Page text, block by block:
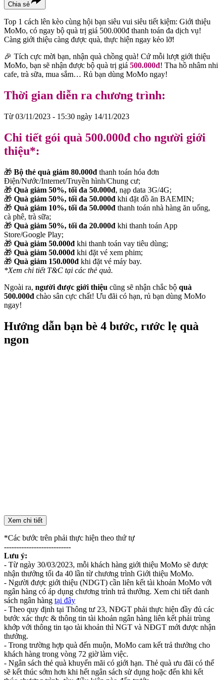
Chia sẻ
Top 1 cách lên kèo cùng hội bạn siêu vui siêu tiết kiệm: Giới thiệu
MoMo, có ngay bộ quà trị giá 500.000đ thanh toán đa dịch vụ!
Càng giới thiệu càng được quà, thực hiện ngay kẻo lỡ!
️🎉 Tích cực mời bạn, nhận quà chồng quà! Cứ mỗi lượt giới thiệu
MoMo, bạn sẽ nhận được bộ quà trị giá 500.000đ! Tha hồ nhâm nhi
cafe, trà sữa, mua sắm… Rủ bạn dùng MoMo ngay!
Thời gian diễn ra chương trình:
Từ 03/11/2023 - 15:30 ngày 14/11/2023
Chi tiết gói quà 500.000đ cho người giới
thiệu*:
🎁 Bộ thẻ quà giảm 80.000đ thanh toán hóa đơn
Điện/Nước/Internet/Truyền hình/Chung cư;
🎁 Quà giảm 50%, tối đa 50.000đ, nạp data 3G/4G;
🎁 Quà giảm 50%, tối đa 50.000đ khi đặt đồ ăn BAEMIN;
🎁 Quà giảm 10%, tối đa 50.000đ thanh toán nhà hàng ăn uống,
cà phê, trà sữa;
🎁 Quà giảm 50%, tối đa 20.000đ khi thanh toán App
Store/Google Play;
🎁 Quà giảm 50.000đ khi thanh toán vay tiêu dùng;
🎁 Quà giảm 50.000đ khi đặt vé xem phim;
🎁 Quà giảm 150.000đ khi đặt vé máy bay.
*Xem chi tiết T&C tại các thẻ quà.
Ngoài ra, người được giới thiệu cũng sẽ nhận chắc bộ quà
500.000đ chào sân cực chất! Ưu đãi có hạn, rủ bạn dùng MoMo
ngay!
Hướng dẫn bạn bè 4 bước, rước lẹ quà
ngon
Xem chi tiết
*Các bước trên phải thực hiện theo thứ tự
---------------------------‌ ‌
Lưu‌ ‌ý‌:‌ ‌
- Từ ngày 30/03/2023, mỗi khách hàng giới thiệu MoMo sẽ được
nhận thưởng tối đa 40 lần từ chương trình Giới thiệu MoMo.
- Người được giới thiệu (NDGT) cần liên kết tài khoản MoMo với
ngân hàng có áp dụng chương trình trả thưởng. Xem chi tiết danh
sách ngân hàng tại đây
- Theo quy định tại Thông tư 23, NĐGT phải thực hiện đầy đủ các
bước xác thực & thông tin tài khoản ngân hàng liên kết phải trùng
khớp với thông tin tạo tài khoản thì NGT và NĐGT mới được nhận
thưởng.‌
-‌ ‌Trong‌ ‌trường‌ ‌hợp‌ ‌quà‌ ‌đến‌ ‌muộn,‌ ‌MoMo‌ ‌cam‌ ‌kết‌ ‌trả‌ ‌thưởng‌ ‌cho‌
‌khách‌ ‌hàng‌ ‌trong‌ ‌vòng‌ ‌72‌ ‌giờ‌ ‌làm‌ ‌việc.‌
- Ngân sách thẻ quà khuyến mãi có giới hạn. Thẻ quà ưu đãi có thể
sẽ kết thúc sớm hơn khi hết ngân sách sử dụng hoặc đến khi kết